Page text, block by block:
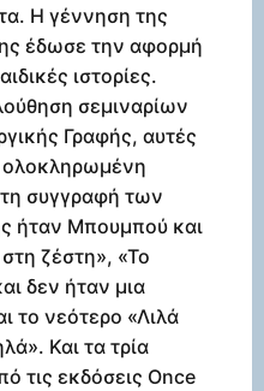
Η γέννηση της
έδωσε την αφορμή
ιστορίες.
σεμιναρίων
Γραφής, αυτές
ολοκληρωμένη
συγγραφή των
ήταν Μπουμπού και
ζέστη», «Το
δεν ήταν μια
το νεότερο «Λιλά
Και τα τρία
τις εκδόσεις Once